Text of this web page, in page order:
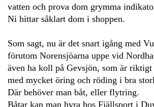
vatten och prova dom grymma
Ni hittar såklart dom i shoppen.
Som sagt, nu är det snart igång med
förutom Norensjöarna uppe vid
även ha koll på Gevsjön, som är
med mycket öring och röding i bra
Där behöver man båt, eller flytring.
Båtar kan man hyra hos Fjällsport i